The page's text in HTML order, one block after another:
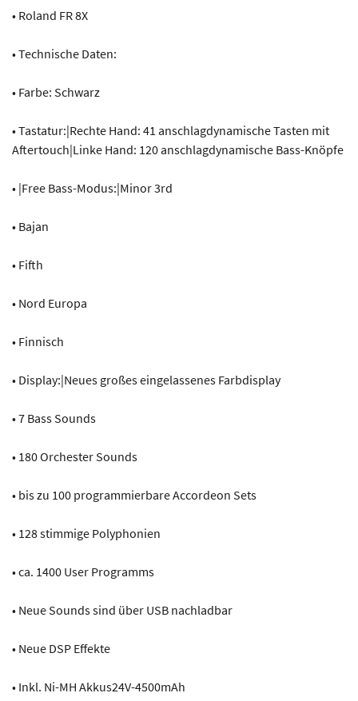
• Roland FR 8X
• Technische Daten:
• Farbe: Schwarz
• Tastatur:|Rechte Hand: 41 anschlagdynamische Tasten mit
Aftertouch|Linke Hand: 120 anschlagdynamische Bass-Knöpfe
• |Free Bass-Modus:|Minor 3rd
• Bajan
• Fifth
• Nord Europa
• Finnisch
• Display:|Neues großes eingelassenes Farbdisplay
• 7 Bass Sounds
• 180 Orchester Sounds
• bis zu 100 programmierbare Accordeon Sets
• 128 stimmige Polyphonien
• ca. 1400 User Programms
• Neue Sounds sind über USB nachladbar
• Neue DSP Effekte
• Inkl. Ni-MH Akkus24V-4500mAh